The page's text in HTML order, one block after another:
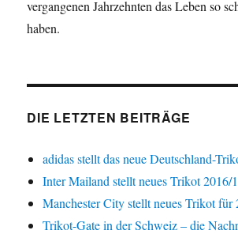
vergangenen Jahrzehnten das Leben so
haben.
DIE LETZTEN BEITRÄGE
adidas stellt das neue Deutschland-
Inter Mailand stellt neues Trikot 2016/
Manchester City stellt neues Trikot für
Trikot-Gate in der Schweiz – die